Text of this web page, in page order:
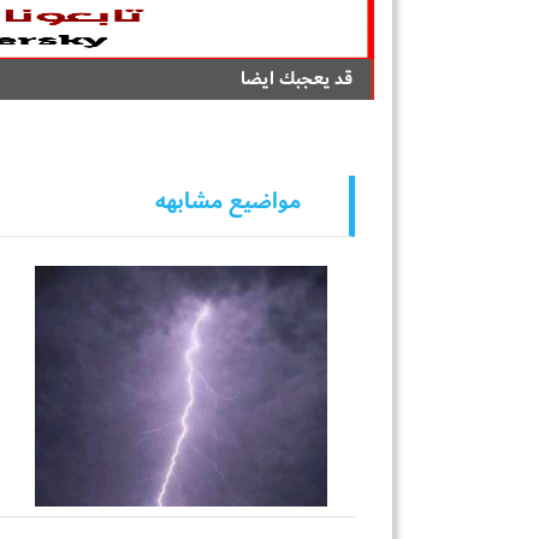
قد يعجبك ايضا
مواضيع مشابهه